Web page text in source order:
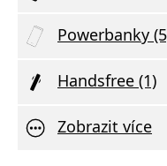
Powerbanky
Handsfree (1)
Zobrazit více